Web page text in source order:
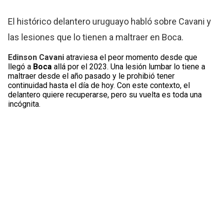
El histórico delantero uruguayo habló sobre Cavani y
las lesiones que lo tienen a maltraer en Boca.
Edinson Cavani atraviesa el peor momento desde que
llegó a Boca allá por el 2023. Una lesión lumbar lo tiene a
maltraer desde el año pasado y le prohibió tener
continuidad hasta el día de hoy. Con este contexto, el
delantero quiere recuperarse, pero su vuelta es toda una
incógnita.